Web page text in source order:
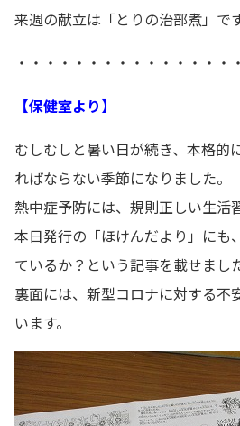
来週の献立は「とりの治部煮」で
・・・・・・・・・・・・・・・
【保健室より】
むしむしと暑い日が続き、本格的
ればならない季節になりました。
熱中症予防には、規則正しい生活
本日発行の「ほけんだより」にも
ているか？という記事を載せまし
裏面には、新型コロナに対する不
います。